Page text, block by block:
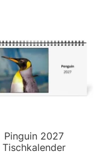
Pinguin 2027
Tischkalender